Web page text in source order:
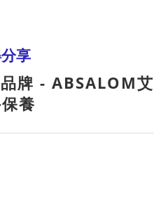
享
牌 - ABSALOM艾
養